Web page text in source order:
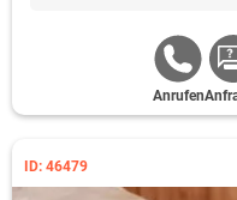
Anrufen
ID: 46479